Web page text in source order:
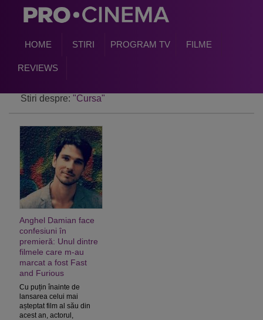
HOME STIRI PROGRAM TV FILME
REVIEWS
Stiri despre: "Cursa"
Anghel Damian face
confesiuni în
premieră: Unul dintre
filmele care m-au
marcat a fost Fast
and Furious
Cu puțin înainte de
lansarea celui mai
așteptat film al său din
acest an, actorul,